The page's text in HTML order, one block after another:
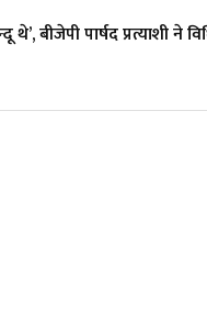
थे’, बीजेपी पार्षद प्रत्याशी ने